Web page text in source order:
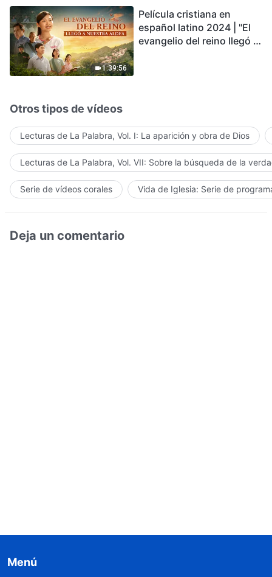
1:39:56
Película cristiana en
español latino 2024 | "El
evangelio del reino llegó a
Otros tipos de vídeos
Lecturas de La Palabra, Vol. I: La aparición y obra de Dios
Lecturas de La Palabra, Vol. VII: Sobre la búsqueda de la
Serie de vídeos corales Vida de Iglesia: Serie de
Deja un comentario
Menú